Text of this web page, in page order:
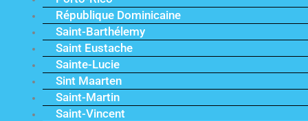
République Dominicaine
Saint-Barthélemy
Saint Eustache
Sainte-Lucie
Sint Maarten
Saint-Martin
Saint-Vincent